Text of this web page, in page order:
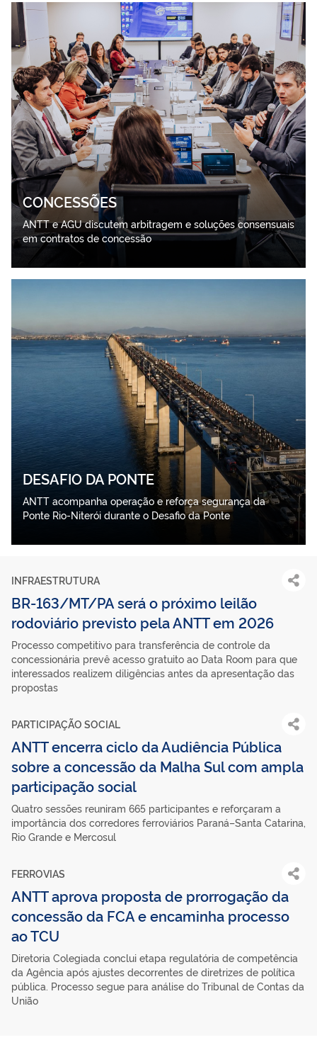
CONCESSÕES
ANTT e AGU discutem arbitragem e soluções consensuais
em contratos de concessão
DESAFIO DA PONTE
ANTT acompanha operação e reforça segurança da
Ponte Rio-Niterói durante o Desafio da Ponte
INFRAESTRUTURA
BR-163/MT/PA será o próximo leilão
rodoviário previsto pela ANTT em 2026
Processo competitivo para transferência de controle da
concessionária prevê acesso gratuito ao Data Room para que
interessados realizem diligências antes da apresentação das
propostas
PARTICIPAÇÃO SOCIAL
ANTT encerra ciclo da Audiência Pública
sobre a concessão da Malha Sul com ampla
participação social
Quatro sessões reuniram 665 participantes e reforçaram a
importância dos corredores ferroviários Paraná–Santa Catarina,
Rio Grande e Mercosul
FERROVIAS
ANTT aprova proposta de prorrogação da
concessão da FCA e encaminha processo
ao TCU
Diretoria Colegiada conclui etapa regulatória de competência
da Agência após ajustes decorrentes de diretrizes de política
pública. Processo segue para análise do Tribunal de Contas da
União